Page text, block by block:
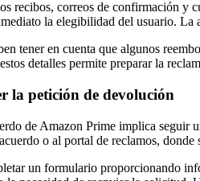
recibos, correos de confirmación y
la elegibilidad del usuario.
tener en cuenta que algunos
detalles permite preparar la
la petición de devolución
de Amazon Prime implica seguir
o al portal de reclamos,
un formulario proporcionando